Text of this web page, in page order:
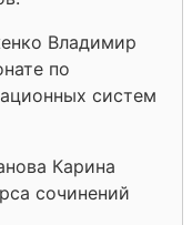
Владимир
по
систем
Карина
сочинений